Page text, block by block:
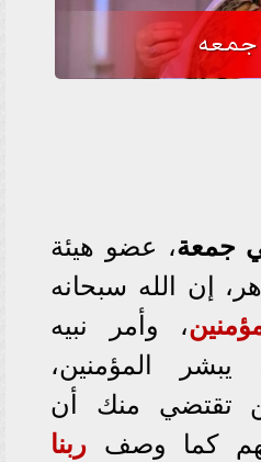
جمعه
جمعة، عضو هيئة
إن الله سبحانه
، وأمر نبيه
المؤمنين،
تقتضي منك أن
كما وصف ربنا